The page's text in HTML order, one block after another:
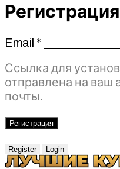
Регистрация
Email *Обязательно
Ссылка для
отправлена ​​на ваш
почты.
Регистрация
Register Login